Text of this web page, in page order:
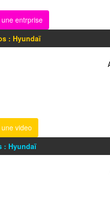
entrprise
: Hyundaï
video
: Hyundaï